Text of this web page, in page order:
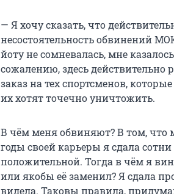
— Я хочу сказать, что
несостоятельность обвинений
йоту не сомневалась, мне
сожалению, здесь действительно
заказ на тех спортсменов,
их хотят точечно уничтожить.
В чём меня обвиняют? В том, что
годы своей карьеры я сдала
положительной. Тогда в чём я
или якобы её заменил? Я сдала
видела. Таковы правила,